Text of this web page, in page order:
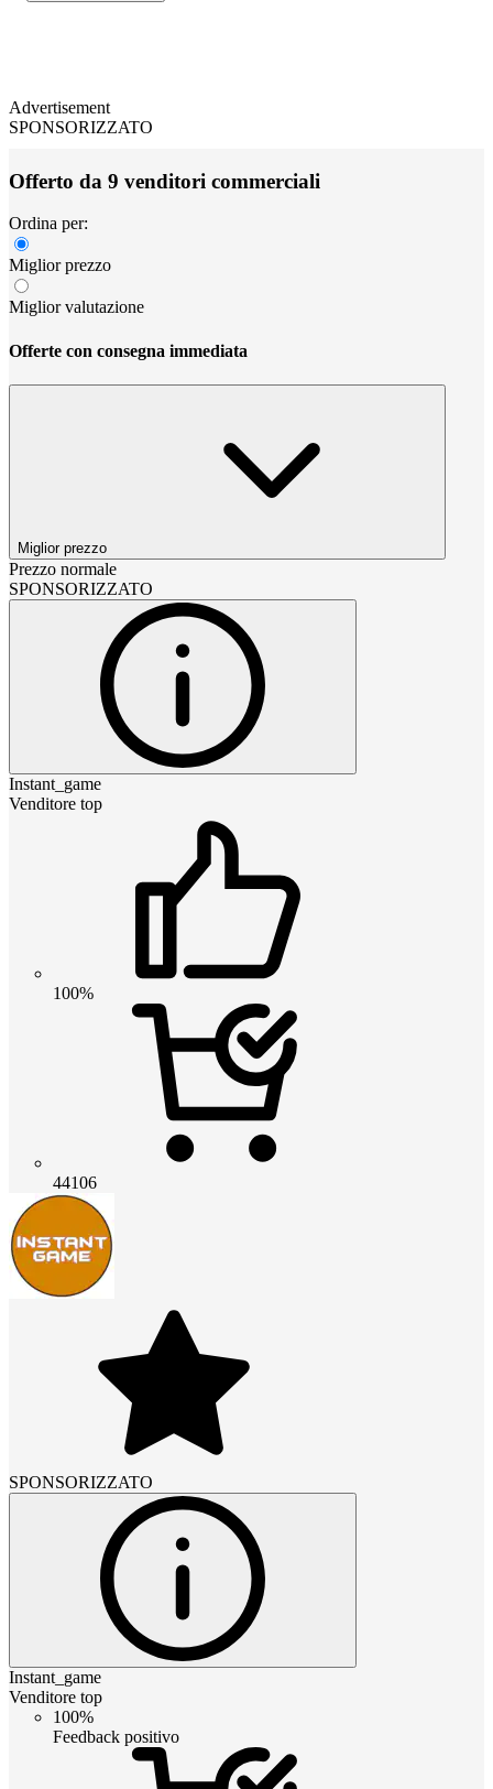
Advertisement
SPONSORIZZATO
Offerto da 9 venditori commerciali
Ordina per:
Miglior prezzo
Miglior valutazione
Offerte con consegna immediata
Miglior prezzo
Prezzo normale
SPONSORIZZATO
Instant_game
Venditore top
100%
44106
SPONSORIZZATO
Instant_game
Venditore top
100%
Feedback positivo